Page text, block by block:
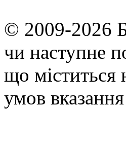
© 2009-2026
чи наступне
що мiститься
умов